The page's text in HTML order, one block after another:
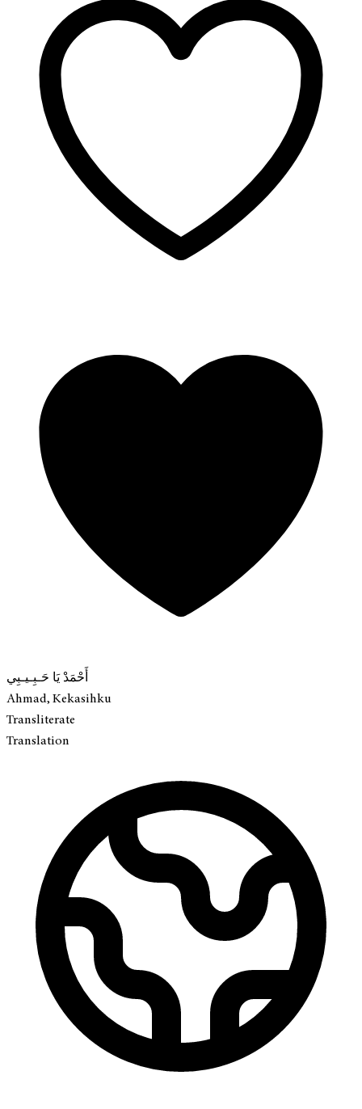
أَحْمَدْ يَا حَـبِـيـبِي
Ahmad, Kekasihku
Transliterate
Translation